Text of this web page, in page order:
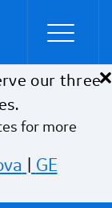
×
our three
for more
GE